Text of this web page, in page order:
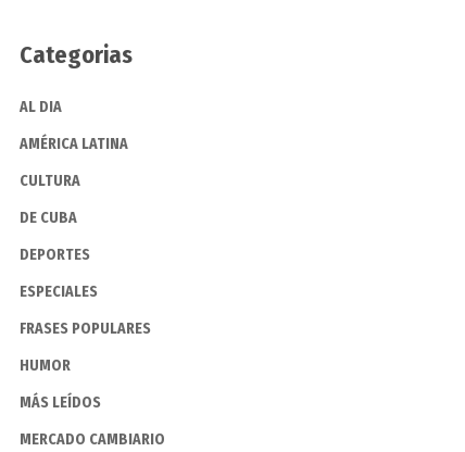
Categorias
AL DIA
AMÉRICA LATINA
CULTURA
DE CUBA
DEPORTES
ESPECIALES
FRASES POPULARES
HUMOR
MÁS LEÍDOS
MERCADO CAMBIARIO